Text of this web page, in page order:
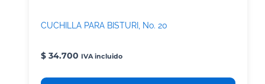
CUCHILLA PARA BISTURI, No. 20
$ 34.700 IVA incluido